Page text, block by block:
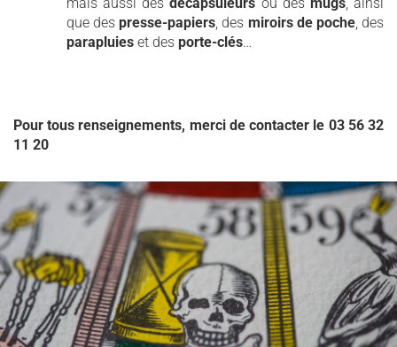
que despresse-papiers, des miroirs de poche, des
parapluies et des porte-clés…
Pour tous renseignements, merci de contacter le 03 56 32
11 20